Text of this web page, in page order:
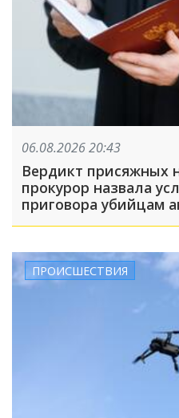
06.08.2026 20:43
Вердикт присяжных
прокурор назвала
приговора убийцам
ПРОИСШЕСТВИЯ